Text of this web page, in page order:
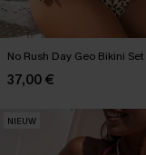
No Rush Day Geo Bikini Set
37,00 €
NIEUW